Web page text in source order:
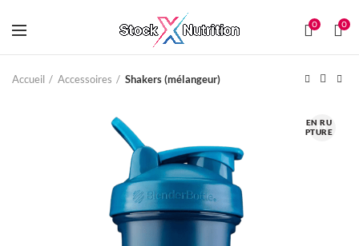
0 0
Accueil Accessoires Shakers (mélangeur)
EN RU
PTURE